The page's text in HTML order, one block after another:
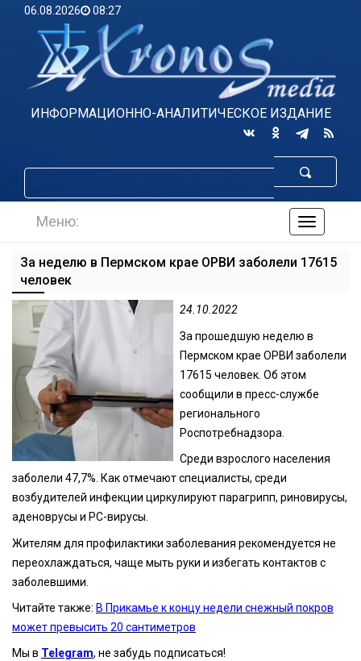
06.08.2026 08:27
ИНФОРМАЦИОННО-АНАЛИТИЧЕСКОЕ ИЗДАНИЕ
по
сайту
Меню:
За неделю в Пермском крае ОРВИ заболели 17615
человек
24.10.2022
За прошедшую неделю в
Пермском крае ОРВИ заболели
17615 человек. Об этом
сообщили в пресс-службе
регионального
Роспотребнадзора.
Среди взрослого населения
заболели 47,7%. Как отмечают специалисты, среди
возбудителей инфекции циркулируют парагрипп, риновирусы,
аденоврусы и РС-вирусы.
Жителям для профилактики заболевания рекомендуется не
переохлаждаться, чаще мыть руки и избегать контактов с
заболевшими.
Читайте также: В Прикамье к концу недели снежный покров
может превысить 20 сантиметров
Мы в Telegram, не забудь подписаться!